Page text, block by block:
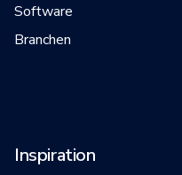
Software
Branchen
Inspiration